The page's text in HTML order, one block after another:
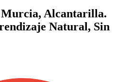
Murcia, Alcantarilla.
Natural, Sin